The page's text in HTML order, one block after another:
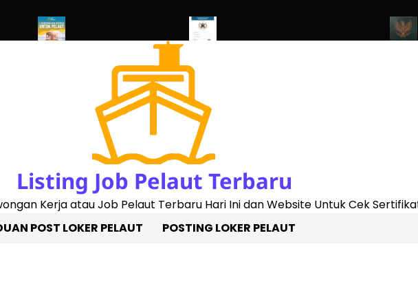
Listing Job Pelaut Terbaru
Kerja atau Job Pelaut Terbaru Hari Ini dan Website Untuk Cek
POST LOKER PELAUT POSTING LOKER PELAUT